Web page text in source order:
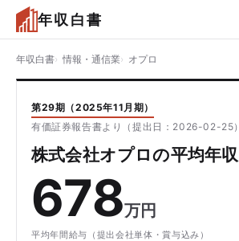
年収白書
年収白書 情報・通信業 オプロ
第29期（2025年11月期）
有価証券報告書より（提出日：2026-02-25）
株式会社オプロの平均年収
678万円
平均年間給与（提出会社単体・賞与込み）